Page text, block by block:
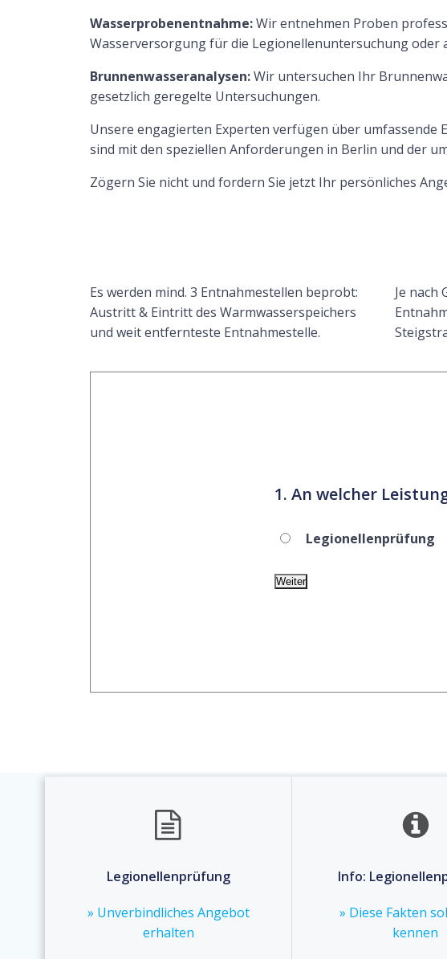
Wasserprobenentnahme:Wir entnehmen Proben
Wasserversorgung für die Legionellenuntersuchung oder
Brunnenwasseranalysen:Wir untersuchen Ihr
gesetzlich geregelte Untersuchungen.
Unsere engagierten Experten verfügen über umfassende
sind mit den speziellen Anforderungen in Berlin und der
Zögern Sie nicht und fordern Sie jetzt Ihr persönliches
Es werden mind. 3 Entnahmestellen beprobt:
Austritt & Eintritt des Warmwasserspeichers
und weit entfernteste Entnahmestelle.
Je nach
1. An welcher
Legionellenprüfung
Legionellenprüfung
» Unverbindliches Angebot
erhalten
Info:
» Diese Fakten
kennen